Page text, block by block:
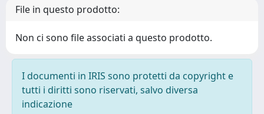
File in questo prodotto:
Non ci sono file associati a questo prodotto.
I documenti in IRIS sono protetti da copyright e
tutti i diritti sono riservati, salvo diversa
indicazione